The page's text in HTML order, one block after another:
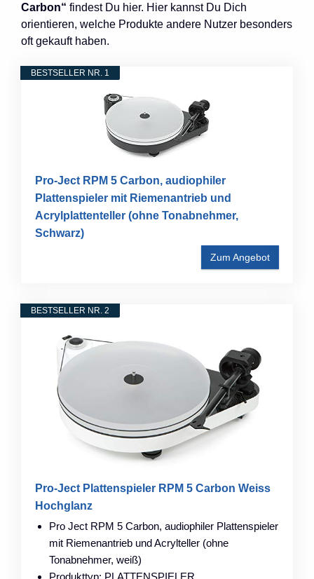
Carbon“ findest Du hier. Hier kannst Du Dich
orientieren, welche Produkte andere Nutzer besonders
oft gekauft haben.
BESTSELLER NR. 1
Pro-Ject RPM 5 Carbon, audiophiler
Plattenspieler mit Riemenantrieb und
Acrylplattenteller (ohne Tonabnehmer,
Schwarz)
Zum Angebot
BESTSELLER NR. 2
Pro-Ject Plattenspieler RPM 5 Carbon Weiss
Hochglanz
Pro Ject RPM 5 Carbon, audiophiler Plattenspieler
mit Riemenantrieb und Acrylteller (ohne
Tonabnehmer, weiß)
Produkttyp: PLATTENSPIELER